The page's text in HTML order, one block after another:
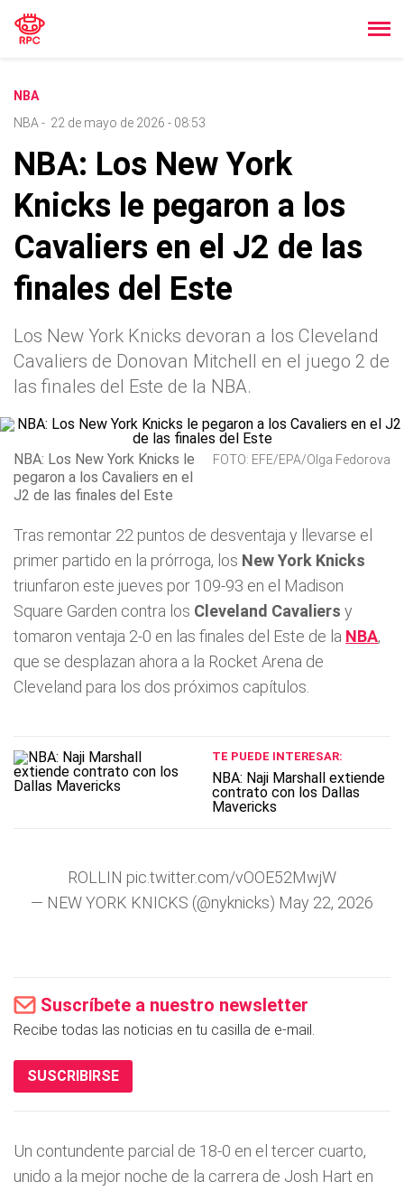
NBA
NBA - 22 de mayo de 2026 - 08:53
NBA: Los New York
Knicks le pegaron a los
Cavaliers en el J2 de las
finales del Este
Los New York Knicks devoran a los Cleveland
Cavaliers de Donovan Mitchell en el juego 2 de
las finales del Este de la NBA.
NBA: Los New York Knicks le
pegaron a los Cavaliers en el
J2 de las finales del Este
FOTO: EFE/EPA/Olga Fedorova
Tras remontar 22 puntos de desventaja y llevarse el
primer partido en la prórroga, los New York Knicks
triunfaron este jueves por 109-93 en el Madison
Square Garden contra los Cleveland Cavaliers y
tomaron ventaja 2-0 en las finales del Este de la NBA,
que se desplazan ahora a la Rocket Arena de
Cleveland para los dos próximos capítulos.
TE PUEDE INTERESAR:
NBA: Naji Marshall extiende
contrato con los Dallas
Mavericks
ROLLIN pic.twitter.com/vOOE52MwjW
— NEW YORK KNICKS (@nyknicks) May 22, 2026
Suscríbete a nuestro newsletter
Recibe todas las noticias en tu casilla de e-mail.
SUSCRIBIRSE
Un contundente parcial de 18-0 en el tercer cuarto,
unido a la mejor noche de la carrera de Josh Hart en